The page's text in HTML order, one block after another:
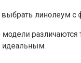
линолеум с
идеальным.